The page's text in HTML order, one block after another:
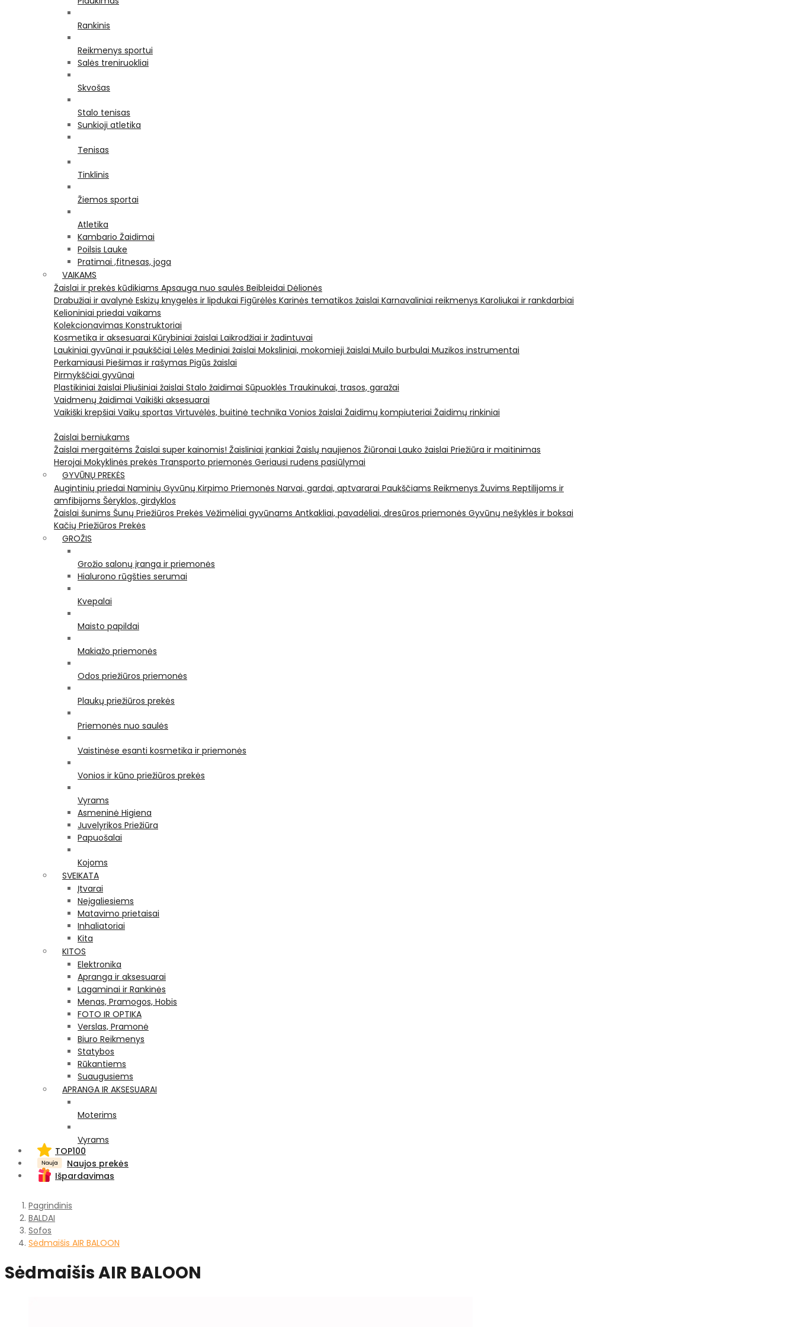
Rankinis
Reikmenys sportui
Salės treniruokliai
Skvošas
Stalo tenisas
Sunkioji atletika
Tenisas
Tinklinis
Žiemos sportai
Atletika
Kambario Žaidimai
Poilsis Lauke
Pratimai ,fitnesas, joga
VAIKAMS
Žaislai ir prekės kūdikiams Apsauga nuo saulės Beibleidai Dėlionės
Drabužiai ir avalynė Eskizų knygelės ir lipdukai Figūrėlės Karinės tematikos žaislai Karnavaliniai reikmenys Karoliukai ir rankdarbiai
Kelioniniai priedai vaikams
Kolekcionavimas Konstruktoriai
Kosmetika ir aksesuarai Kūrybiniai žaislai Laikrodžiai ir žadintuvai
Laukiniai gyvūnai ir paukščiai Lėlės Mediniai žaislai Moksliniai, mokomieji žaislai Muilo burbulai Muzikos instrumentai
Perkamiausi Piešimas ir rašymas Pigūs žaislai
Pirmykščiai gyvūnai
Plastikiniai žaislai Pliušiniai žaislai Stalo žaidimai Sūpuoklės Traukinukai, trasos, garažai
Vaidmenų žaidimai Vaikiški aksesuarai
Vaikiški krepšiai Vaikų sportas Virtuvėlės, buitinė technika Vonios žaislai Žaidimų kompiuteriai Žaidimų rinkiniai
Žaislai berniukams
Žaislai mergaitėms Žaislai super kainomis! Žaisliniai įrankiai Žaislų naujienos Žiūronai Lauko žaislai Priežiūra ir maitinimas
Herojai Mokyklinės prekės Transporto priemonės Geriausi rudens pasiūlymai
GYVŪNŲ PREKĖS
Augintinių priedai Naminių Gyvūnų Kirpimo Priemonės Narvai, gardai, aptvararai Paukščiams Reikmenys Žuvims Reptilijoms ir
amfibijoms Šėryklos, girdyklos
Žaislai šunims Šunų Priežiūros Prekės Vėžimėliai gyvūnams Antkakliai, pavadėliai, dresūros priemonės Gyvūnų nešyklės ir boksai
Kačių Priežiūros Prekės
GROŽIS
Grožio salonų įranga ir priemonės
Hialurono rūgšties serumai
Kvepalai
Maisto papildai
Makiažo priemonės
Odos priežiūros priemonės
Plaukų priežiūros prekės
Priemonės nuo saulės
Vaistinėse esanti kosmetika ir priemonės
Vonios ir kūno priežiūros prekės
Vyrams
Asmeninė Higiena
Juvelyrikos Priežiūra
Papuošalai
Kojoms
SVEIKATA
Įtvarai
Neįgaliesiems
Matavimo prietaisai
Inhaliatoriai
Kita
KITOS
Elektronika
Apranga ir aksesuarai
Lagaminai ir Rankinės
Menas, Pramogos, Hobis
FOTO IR OPTIKA
Verslas, Pramonė
Biuro Reikmenys
Statybos
Rūkantiems
Suaugusiems
APRANGA IR AKSESUARAI
Moterims
Vyrams
TOP100
Naujos prekės
Išpardavimas
Pagrindinis
BALDAI
Sofos
Sėdmaišis AIR BALOON
Sėdmaišis AIR BALOON